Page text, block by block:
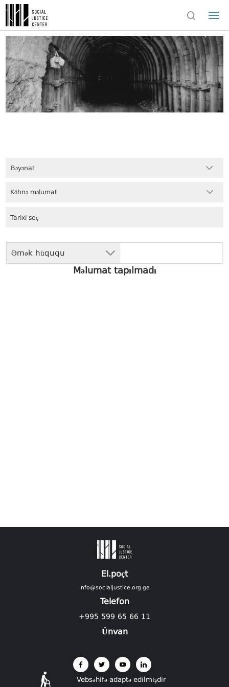
Bəyənat
Əmək hüququ
Köhnə məlumat
Məlumat tapılmadı
El.poçt
info@socialjustice.org.ge
Telefon
+995 599 65 66 11
Ünvan
Vebsəhifə adaptə edilmişdir